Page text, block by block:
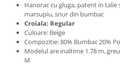
Hanorac cu gluga, patent in talie
marsupiu, snur din bumbac
Croiala: Regular
Culoare: Beige
Compozitie: 80% Bumbac 20%
Modelul are inaltime 1.78 m,
M